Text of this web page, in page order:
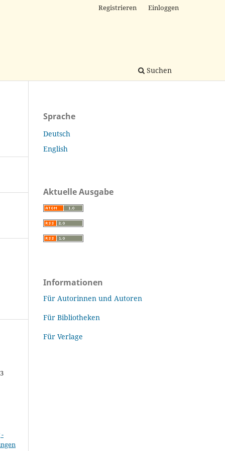
Suchen
Registrieren Einloggen
Sprache
Deutsch
English
Aktuelle Ausgabe
Informationen
Für Autorinnen und Autoren
Für Bibliotheken
Für Verlage